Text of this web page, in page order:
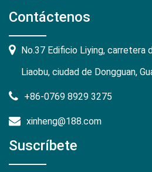
Contáctenos
No.37 Edificio Liying, carretera
Liaobu, ciudad de Dongguan,
+86-0769 8929 3275
xinheng@188.com
Suscríbete